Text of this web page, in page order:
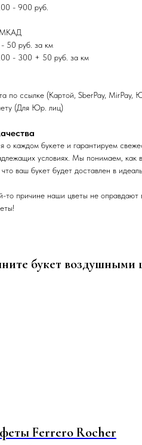
- 900 руб.
МКАД
50 руб. за км
- 300 + 50 руб. за км
по ссылке (Картой, SberPay, MirPay,
(Для Юр. лиц)
о каждом букете и гарантируем
условиях. Мы понимаем, как
ваш букет будет доставлен в
то причине наши цветы не
букет воздушными
Ferrero Rocher